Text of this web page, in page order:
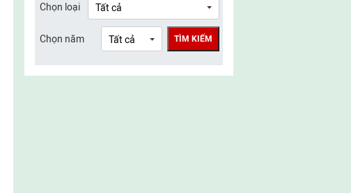
UBMTTQ Việt Nam tỉnh Lào Cai
UBMTTQ Việt Nam tỉnh Thái Nguyên
Chọn loại
Chọn năm TÌM KIẾM